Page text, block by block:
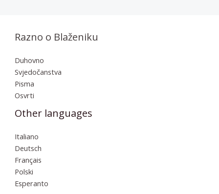
Razno o Blaženiku
Duhovno
Svjedočanstva
Pisma
Osvrti
Other languages
Italiano
Deutsch
Français
Polski
Esperanto